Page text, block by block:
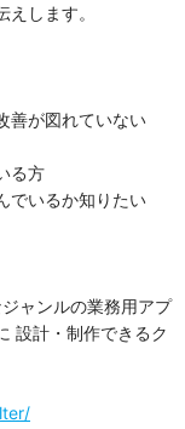
します。
善が図れていない
る方
でいるか知りたい
ャンルの業務用アプ
設計・制作できるク